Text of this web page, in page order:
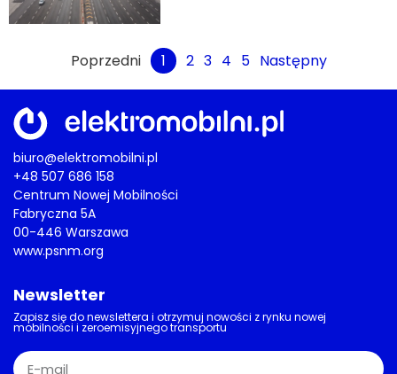
Poprzedni 1 2 3 4 5 Następny
biuro@elektromobilni.pl
+48 507 686 158
Centrum Nowej Mobilności
Fabryczna 5A
00-446 Warszawa
www.psnm.org
Newsletter
Zapisz się do newslettera i otrzymuj nowości z rynku nowej
mobilności i zeroemisyjnego transportu